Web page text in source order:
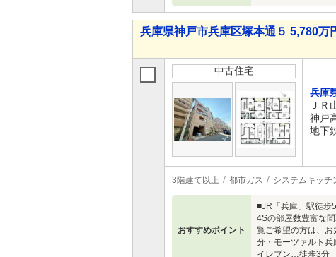
兵庫県神戸市兵庫区塚本通５ 5,780万
中古住宅
兵庫
ＪＲ
神戸
地下
3階建て以上 都市ガス システムキッチ
おすすめポイント
■JR「兵庫」駅徒歩
4Sの部屋数豊富な
覧ご希望の方は、
分・モーツァルト
イレブン…徒歩3分